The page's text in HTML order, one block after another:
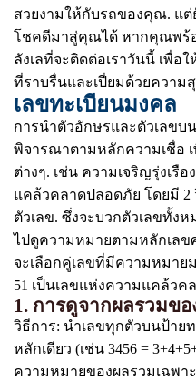
สวยงามให้กับรถของคุณ. แ
โชคดีมาสู่คุณได้ หากคุณพร้
ลังเลที่จะติดต่อเราวันนี้ เพื่อ
ที่ราบรื่นและเปี่ยมด้วยควา
เลขทะเบียนมงคล
การนำตัวอักษรและตัวเลข
พิจารณาตามหลักความเชื่อ
ต่างๆ. เช่น ความเจริญรุ่งเรื
แคล้วคลาดปลอดภัย โดยมี
ตัวเลข. ซึ่งจะบวกตัวเลขทั้งห
ไปดูความหมายตามหลักเลข
จะเลือกคู่เลขที่มีความหมาย
51 เป็นเลขแห่งความแคล้วค
1. การดูจากผลรวมขอ
วิธีการ: นำเลขทุกตัวบนป้าย
หลักเดียว (เช่น 3456 =
ความหมายของผลรวมเฉพา